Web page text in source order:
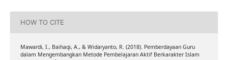
HOW TO CITE
Mawardi, I., Baihaqi, A., & Widaryanto, R. (2018). Pemberdayaan Guru
dalam Mengembangkan Metode Pembelajaran Aktif Berkarakter Islam